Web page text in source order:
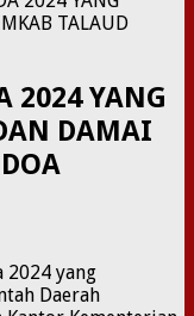
TALAUD
2024 YANG
DAMAI
2024 yang
Daerah